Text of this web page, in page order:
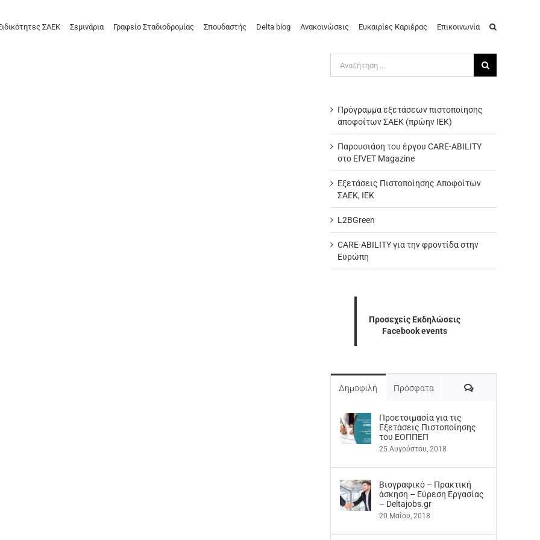
ΣΑΕΚ Σεμινάρια Γραφείο Σταδιοδρομίας Σπουδαστής Delta blog Ανακοινώσεις Ευκαιρίες Καριέρας Επικοινωνία
για:
Πρόγραμμα εξετάσεων πιστοποίησης
αποφοίτων ΣΑΕΚ (πρώην ΙΕΚ)
Παρουσιάση του έργου CARE-ABILITY
στο EfVET Magazine
Εξετάσεις Πιστοποίησης Αποφοίτων
ΣΑΕΚ, ΙΕΚ
L2BGreen
CARE-ABILITY για την φροντίδα στην
Ευρώπη
Προσεχείς Εκδηλώσεις
Facebook events
Δημοφιλή Πρόσφατα Σχόλια
Προετοιμασία για τις
Εξετάσεις Πιστοποίησης
του ΕΟΠΠΕΠ
25 Αυγούστου, 2018
Βιογραφικό – Πρακτική
άσκηση – Εύρεση Εργασίας
– Deltajobs.gr
20 Μαΐου, 2018